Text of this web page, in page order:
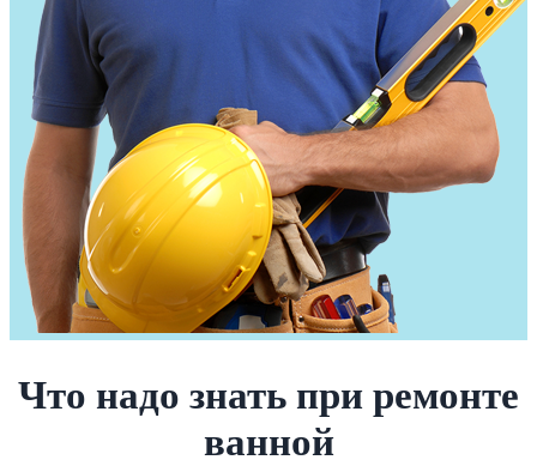
Что надо знать при ремонте
ванной